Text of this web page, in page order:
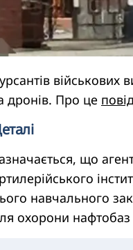
дронів. Про це
що
навчального
охорони нафтобаз